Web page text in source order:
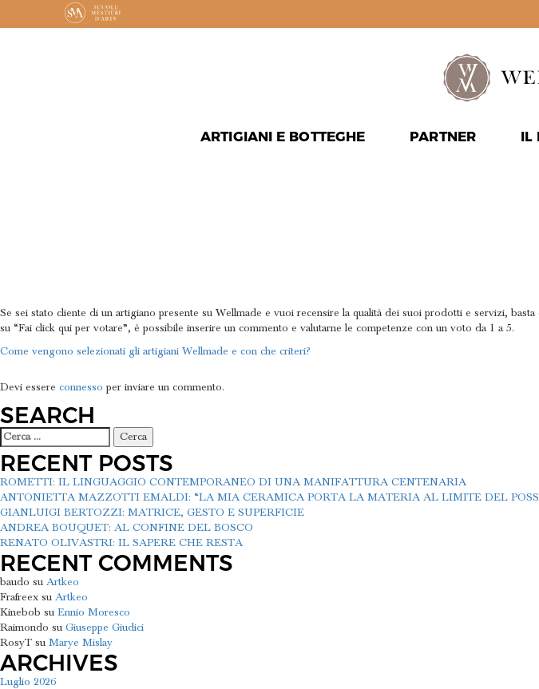
ARTIGIANI E BOTTEGHE PARTNER IL
Se sei stato cliente di un artigiano presente su Wellmade e vuoi recensire la qualità dei suoi prodotti e servizi,
su “Fai click qui per votare”, è possibile inserire un commento e valutarne le competenze con un voto da 1 a 5.
NAVIGAZIONE
ARTICOLI
Come vengono selezionati gli artigiani Wellmade e con che criteri?
Devi essere connesso per inviare un commento.
SEARCH
Ricerca
per:
RECENT POSTS
ROMETTI: IL LINGUAGGIO CONTEMPORANEO DI UNA MANIFATTURA CENTENARIA
ANTONIETTA MAZZOTTI EMALDI: “LA MIA CERAMICA PORTA LA MATERIA AL LIMITE DEL
GIANLUIGI BERTOZZI: MATRICE, GESTO E SUPERFICIE
ANDREA BOUQUET: AL CONFINE DEL BOSCO
RENATO OLIVASTRI: IL SAPERE CHE RESTA
RECENT COMMENTS
baudo su Artkeo
Frafreex su Artkeo
Kinebob su Ennio Moresco
Raimondo su Giuseppe Giudici
RosyT su Marye Mislay
ARCHIVES
Luglio 2026